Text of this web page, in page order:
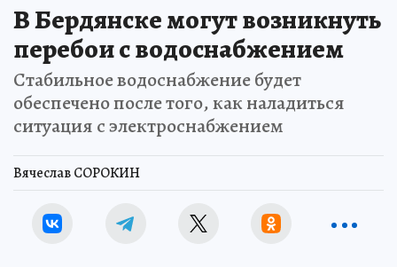
В Бердянске могут возникнуть
перебои с водоснабжением
Стабильное водоснабжение будет
обеспечено после того, как наладиться
ситуация с электроснабжением
Вячеслав СОРОКИН